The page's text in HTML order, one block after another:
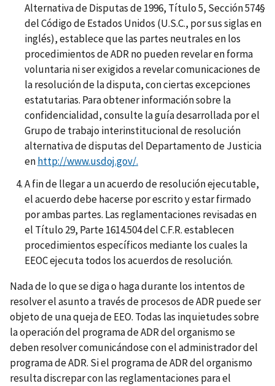
Alternativa de Disputas de 1996, Título 5, Sección 574§
del Código de Estados Unidos (U.S.C., por sus siglas en
inglés), establece que las partes neutrales en los
procedimientos de ADR no pueden revelar en forma
voluntaria ni ser exigidos a revelar comunicaciones de
la resolución de la disputa, con ciertas excepciones
estatutarias. Para obtener información sobre la
confidencialidad, consulte la guía desarrollada por el
Grupo de trabajo interinstitucional de resolución
alternativa de disputas del Departamento de Justicia
enhttp://www.usdoj.gov/.
A fin de llegar a un acuerdo de resolución ejecutable,
el acuerdo debe hacerse por escrito y estar firmado
por ambas partes. Las reglamentaciones revisadas en
el Título 29, Parte 1614.504 del C.F.R. establecen
procedimientos específicos mediante los cuales la
EEOC ejecuta todos los acuerdos de resolución.
Nada de lo que se diga o haga durante los intentos de
resolver el asunto a través de procesos de ADR puede ser
objeto de una queja de EEO. Todas las inquietudes sobre
la operación del programa de ADR del organismo se
deben resolver comunicándose con el administrador del
programa de ADR. Si el programa de ADR del organismo
resulta discrepar con las reglamentaciones para el